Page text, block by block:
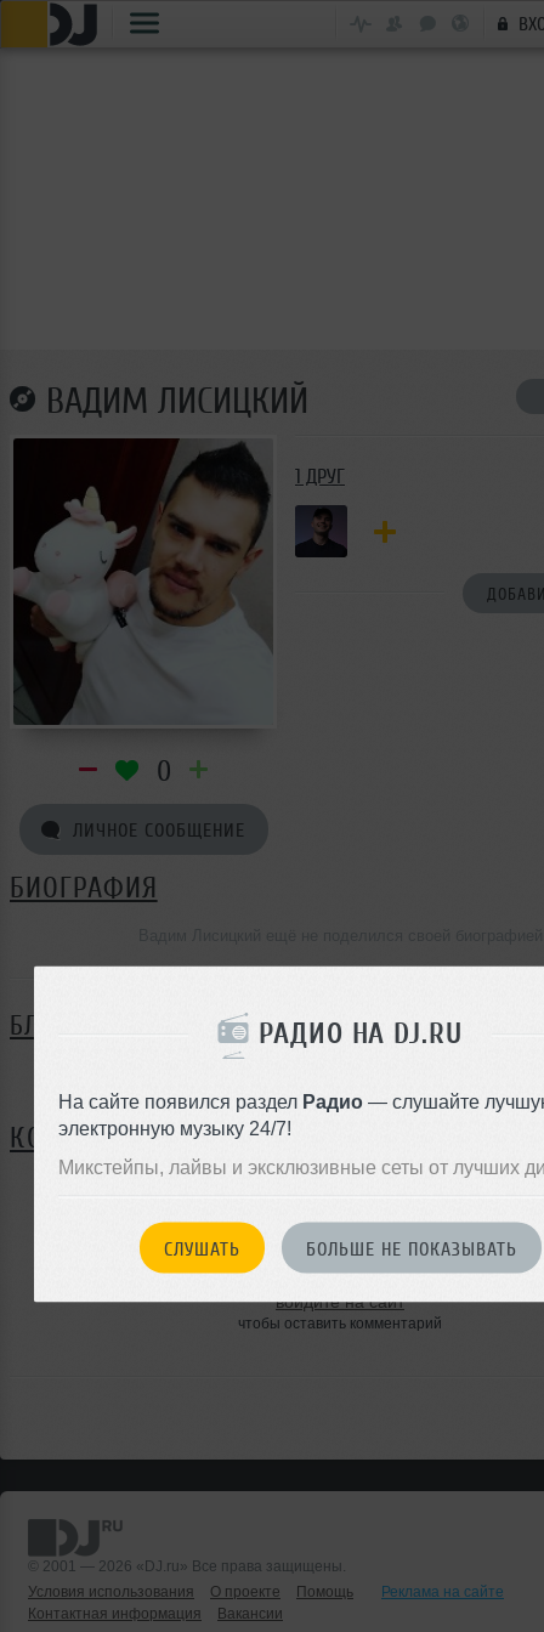
РАДИО НА DJ.RU
На сайте появился раздел Радио — слушайте
электронную музыку 24/7!
Микстейпы, лайвы и эксклюзивные сеты от лучших
СЛУШАТЬ БОЛЬШЕ НЕ ПОКАЗЫВАТЬ
ВАДИМ ЛИСИЦКИЙ
0
ЛИЧНОЕ СООБЩЕНИЕ
1 ДРУГ
БИОГРАФИЯ
БЛОГ
КОММЕНТАРИИ
ЗАРЕГИСТРИРУЙТЕСЬ
войдите на сайт
чтобы оставить комментарий
© 2001 — 2026 «DJ.ru» Все права защищены.
Условия использования
О проекте Помощь
Реклама на сайте
Контактная информация
Вакансии